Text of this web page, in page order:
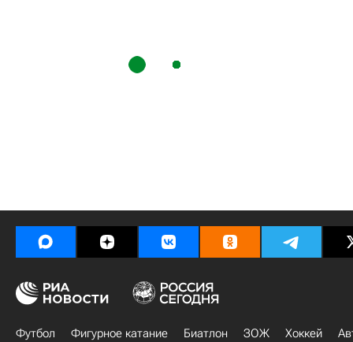
Футбол Фигурное катание Биатлон ЗОЖ Хоккей